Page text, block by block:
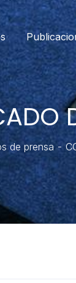
de prensa